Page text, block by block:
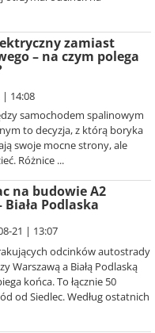
zamiast
– na czym polega
| 14:08
samochodem spalinowym
to decyzja, z którą boryka
swoje mocne strony, ale
Różnice ...
na budowie A2
Biała Podlaska
21 | 13:07
odcinków autostrady
Warszawą a Białą Podlaską
końca. To łącznie 50
od Siedlec. Według ostatnich